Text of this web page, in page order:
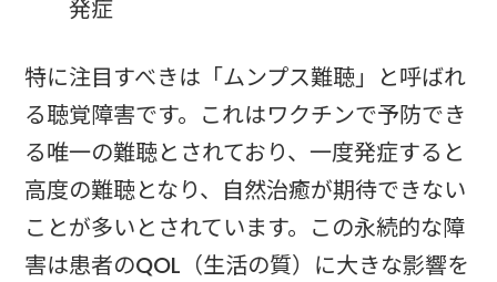
発症
特に注目すべきは「ムンプス難聴」と呼ばれ
る聴覚障害です。これはワクチンで予防でき
る唯一の難聴とされており、一度発症すると
高度の難聴となり、自然治癒が期待できない
ことが多いとされています。この永続的な障
害は患者のQOL（生活の質）に大きな影響を